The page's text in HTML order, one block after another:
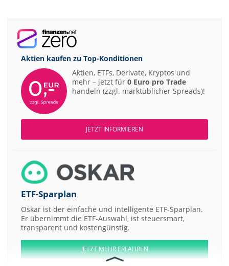
Aktien kaufen zu Top-Konditionen
Aktien, ETFs, Derivate, Kryptos und
mehr – jetzt für 0 Euro pro Trade
handeln (zzgl. marktüblicher Spreads)!
JETZT INFORMIEREN
ETF-Sparplan
Oskar ist der einfache und intelligente ETF-Sparplan.
Er übernimmt die ETF-Auswahl, ist steuersmart,
transparent und kostengünstig.
JETZT MEHR ERFAHREN